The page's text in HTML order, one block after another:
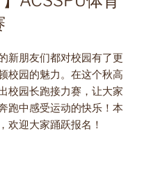
新朋友们都对校园有了更
校园的魅力。在这个秋高
校园长跑接力赛，让大家
跑中感受运动的快乐！本
欢迎大家踊跃报名！